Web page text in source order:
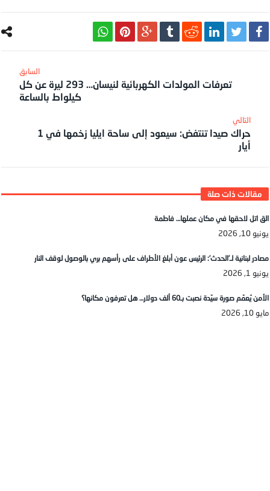
تعرفات المولدات الكهربائية لنيسان… 293 ليرة عن كل
كيلواط بالساعة
‎التالي
حراك صيدا تنتفض: سيعود إلى ساحة ايليا زخمها في 1
أيار
الق اتل لاحقها في مكان عملها… فاطمة
يونيو 10, 2026
مصادر لبنانية لـ’الحدث’: الرئيس عون أبلغ الأطراف على رأسهم بري بالوصول لوقف النار
يونيو 1, 2026
الأمن يُعمّم صورة سيّدة نصبت بـ60 ألف دولار… هل تعرفون مكانها؟
مايو 10, 2026